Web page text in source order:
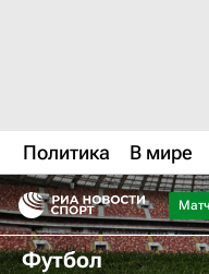
Политика В мире
Футбол